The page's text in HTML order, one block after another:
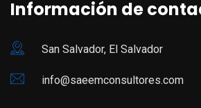
Información de
San Salvador, El Salvador
info@saeemconsultores.com